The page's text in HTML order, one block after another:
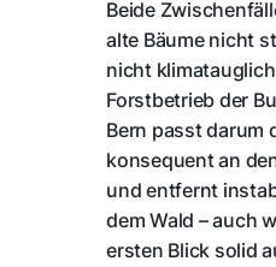
Beide
alte Bäume nicht
nicht
Forstbetrieb der
Bern passt darum
konsequent an
und entfernt
dem Wald – auch
ersten Blick solid